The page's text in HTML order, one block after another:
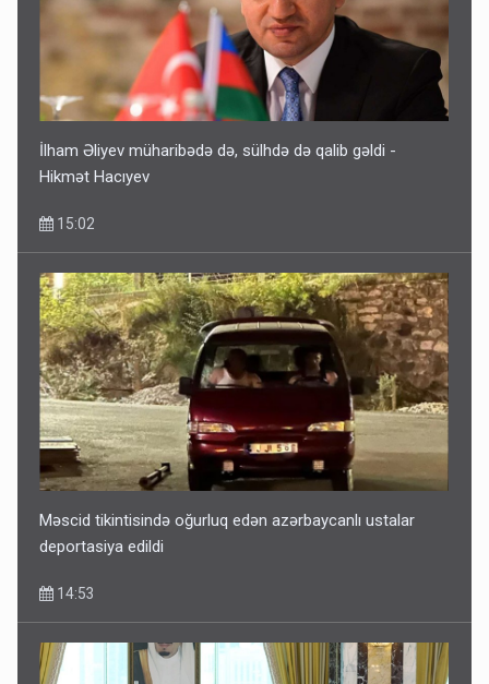
İlham Əliyev müharibədə də, sülhdə də qalib gəldi -
Hikmət Hacıyev
15:02
Məscid tikintisində oğurluq edən azərbaycanlı ustalar
deportasiya edildi
14:53